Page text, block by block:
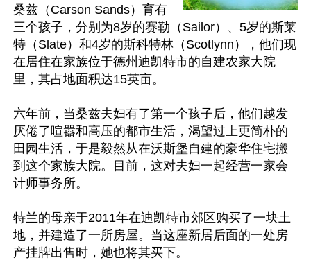
桑兹（Carson Sands）育有
三个孩子，分别为8岁的赛勒（Sailor）、5岁的斯莱
特（Slate）和4岁的斯科特林（Scotlynn），他们现
在居住在家族位于德州迪凯特市的自建农家大院
里，其占地面积达15英亩。
六年前，当桑兹夫妇有了第一个孩子后，他们越发
厌倦了喧嚣和高压的都市生活，渴望过上更简朴的
田园生活，于是毅然从在沃斯堡自建的豪华住宅搬
到这个家族大院。目前，这对夫妇一起经营一家会
计师事务所。
特兰的母亲于2011年在迪凯特市郊区购买了一块土
地，并建造了一所房屋。当这座新居后面的一处房
产挂牌出售时，她也将其买下。